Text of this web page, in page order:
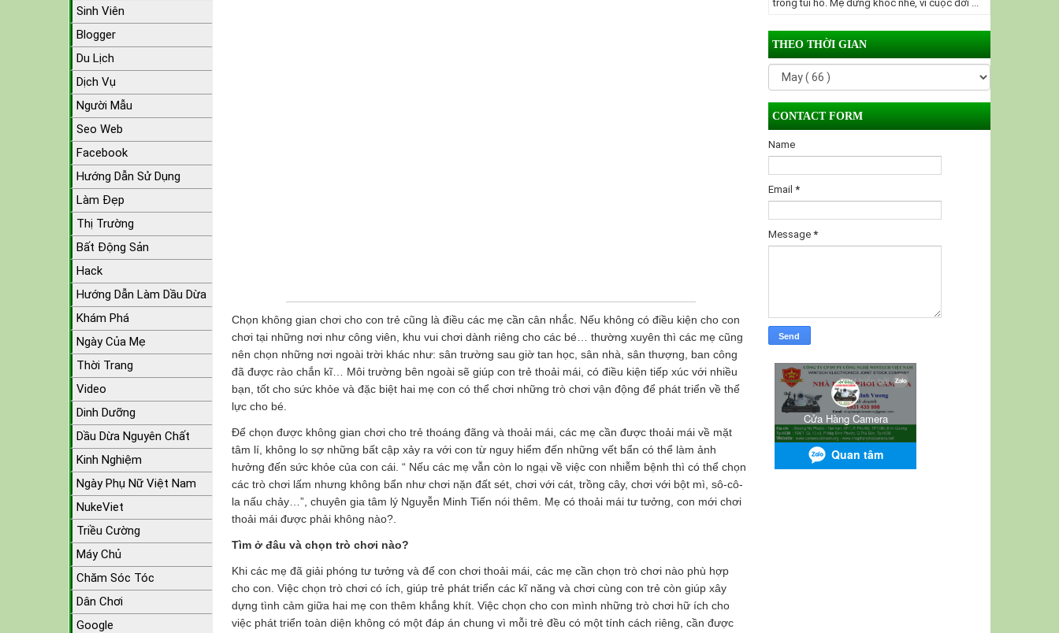
Chọn không gian chơi cho con trẻ cũng là điều các mẹ cần cân nhắc. Nếu không có điều kiện cho con
chơi tại những nơi như công viên, khu vui chơi dành riêng cho các bé… thường xuyên thì các mẹ cũng
nên chọn những nơi ngoài trời khác như: sân trường sau giờ tan học, sân nhà, sân thượng, ban công
đã được rào chắn kĩ… Môi trường bên ngoài sẽ giúp con trẻ thoải mái, có điều kiện tiếp xúc với nhiều
bạn, tốt cho sức khỏe và đặc biệt hai mẹ con có thể chơi những trò chơi vận động để phát triển về thể
lực cho bé.
Để chọn được không gian chơi cho trẻ thoáng đãng và thoải mái, các mẹ cần được thoải mái về mặt
tâm lí, không lo sợ những bất cập xảy ra với con từ nguy hiểm đến những vết bẩn có thể làm ảnh
hưởng đến sức khỏe của con cái. “ Nếu các mẹ vẫn còn lo ngại về việc con nhiễm bệnh thì có thể chọn
các trò chơi lấm nhưng không bẩn như chơi nặn đất sét, chơi với cát, trồng cây, chơi với bột mì, sô-cô-
la nấu chảy…”, chuyên gia tâm lý Nguyễn Minh Tiến nói thêm. Mẹ có thoải mái tư tưởng, con mới chơi
thoải mái được phải không nào?.
Tìm ở đâu và chọn trò chơi nào?
Khi các mẹ đã giải phóng tư tưởng và để con chơi thoải mái, các mẹ cần chọn trò chơi nào phù hợp
cho con. Việc chọn trò chơi có ích, giúp trẻ phát triển các kĩ năng và chơi cùng con trẻ còn giúp xây
dựng tình cảm giữa hai mẹ con thêm khắng khít. Việc chọn cho con mình những trò chơi hữ ích cho
việc phát triển toàn diện không có một đáp án chung vì mỗi trẻ đều có một tính cách riêng, cần được
Sinh Viên
Blogger
Du Lịch
Dịch Vụ
Người Mẫu
Seo Web
Facebook
Hướng Dẫn Sử Dụng
Làm Đẹp
Thị Trường
Bất Động Sản
Hack
Hướng Dẫn Làm Dầu Dừa
Khám Phá
Ngày Của Mẹ
Thời Trang
Video
Dinh Dưỡng
Dầu Dừa Nguyên Chất
Kinh Nghiệm
Ngày Phụ Nữ Việt Nam
NukeViet
Triều Cường
Máy Chủ
Chăm Sóc Tóc
Dân Chơi
Google
trong tủi hổ. Mẹ đừng khóc nhé, vì cuộc đời ...
THEO THỜI GIAN
CONTACT FORM
Name
Email *
Message *